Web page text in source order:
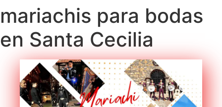
mariachis para bodas
en Santa Cecilia